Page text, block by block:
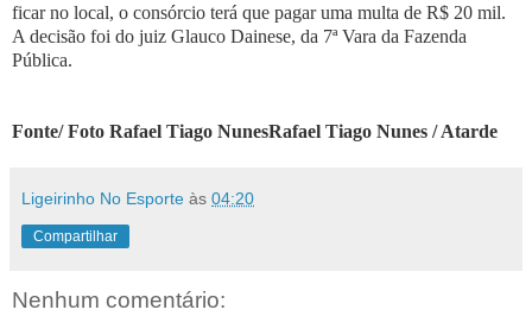
ficar no local, o consórcio terá que pagar uma multa de R$ 20 mil.
A decisão foi do juiz Glauco Dainese, da 7ª Vara da Fazenda
Pública.
Fonte/ Foto Rafael Tiago NunesRafael Tiago Nunes / Atarde
Ligeirinho No Esporte às 04:20
Compartilhar
Nenhum comentário: